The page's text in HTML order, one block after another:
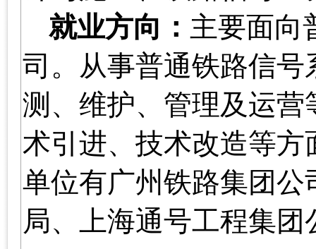
就业方向： 主要面向
司。从事普通铁路信
测、维护、管理及运
术引进、技术改造等
单位有广州铁路集团
局、上海通号工程集团